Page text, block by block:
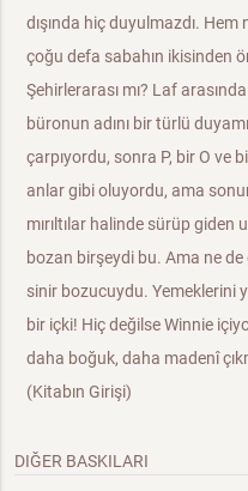
dışında hiç duyulmazdı.
çoğu defa sabahın ikisinden
Şehirlerarası mı? Laf
büronun adını bir türlü
çarpıyordu, sonra P, bir O ve
anlar gibi oluyordu, ama
mırıltılar halinde sürüp giden
bozan birşeydi bu. Ama ne
sinir bozucuydu. Yemeklerini
bir içki! Hiç değilse Winnie
daha boğuk, daha madenî
(Kitabın Girişi)
DIĞER BASKILARI